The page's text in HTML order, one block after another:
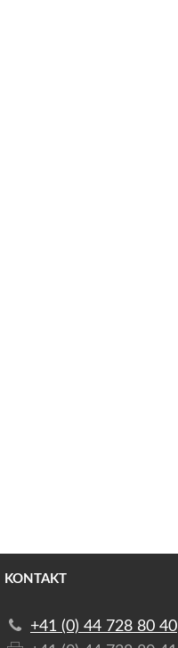
KONTAKT
+41 (0) 44 728 80 40